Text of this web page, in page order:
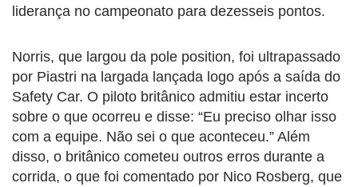
liderança no campeonato para dezesseis pontos.
Norris, que largou da pole position, foi ultrapassado
por Piastri na largada lançada logo após a saída do
Safety Car. O piloto britânico admitiu estar incerto
sobre o que ocorreu e disse: “Eu preciso olhar isso
com a equipe. Não sei o que aconteceu.” Além
disso, o britânico cometeu outros erros durante a
corrida, o que foi comentado por Nico Rosberg, que